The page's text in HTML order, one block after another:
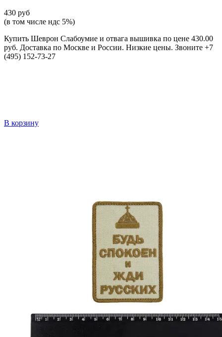
430 руб
(в том числе ндс 5%)
Купить Шеврон Слабоумие и отвага вышивка по цене 430.00
руб. Доставка по Москве и России. Низкие цены. Звоните +7
(495) 152-73-27
В корзину